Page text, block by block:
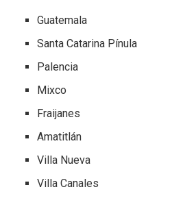
Guatemala
Santa Catarina Pínula
Palencia
Mixco
Fraijanes
Amatitlán
Villa Nueva
Villa Canales